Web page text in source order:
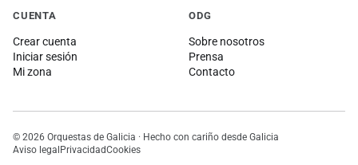
CUENTA
Crear cuenta
Iniciar sesión
Mi zona
ODG
Sobre nosotros
Prensa
Contacto
© 2026 Orquestas de Galicia · Hecho con cariño desde Galicia
Aviso legalPrivacidadCookies